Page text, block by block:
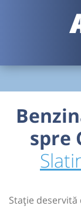
spre
Stație deservită